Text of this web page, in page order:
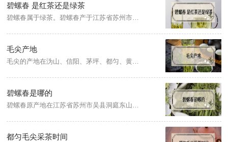
碧螺春 是红茶还是绿茶
碧螺春属于绿茶。碧螺春产于江苏省苏州市吴县太湖的东洞庭山及西洞庭山一带，所以又称洞庭碧螺春。
毛尖产地
毛尖的产地在沩山、信阳、茅坪、都匀、黄山、白马、圣地、江华、古丈、官庄、岳麓和车云山等地。比较出名的毛尖有古丈毛尖、白马毛尖、沩山毛尖、都匀毛尖、信阳毛尖、大庸毛尖、 合箩毛尖、秀山毛尖、赣州上犹毛尖。
碧螺春是哪的
碧螺春原产地在江苏省苏州市吴县洞庭东山及西山两地，属于绿茶。碧螺春的制作工艺为采摘、杀青、揉捻、搓团显毫、烘干、炒制、包装。
都匀毛尖采茶时间